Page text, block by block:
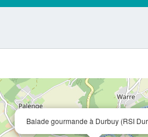
Balade gourmande à Durbuy (RSI